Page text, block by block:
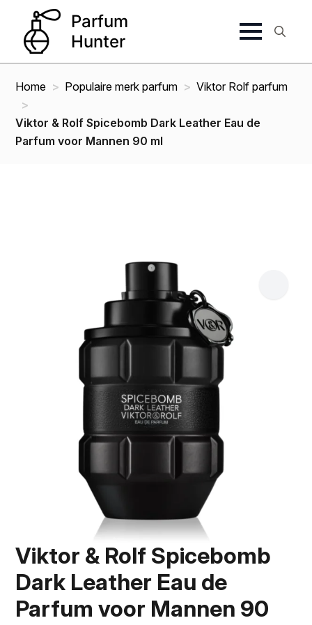
Home Populaire merk parfum Viktor Rolf parfum
Viktor & Rolf Spicebomb Dark Leather Eau de
Parfum voor Mannen 90 ml
Viktor & Rolf Spicebomb
Dark Leather Eau de
Parfum voor Mannen 90